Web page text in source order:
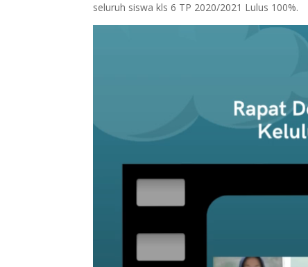
seluruh siswa kls 6 TP 2020/2021 Lulus 100%.